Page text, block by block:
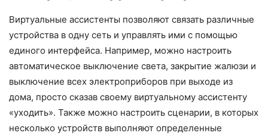
Виртуальные ассистенты позволяют связать различные
устройства в одну сеть и управлять ими с помощью
единого интерфейса. Например, можно настроить
автоматическое выключение света, закрытие жалюзи и
выключение всех электроприборов при выходе из
дома, просто сказав своему виртуальному ассистенту
«уходить». Также можно настроить сценарии, в которых
несколько устройств выполняют определенные